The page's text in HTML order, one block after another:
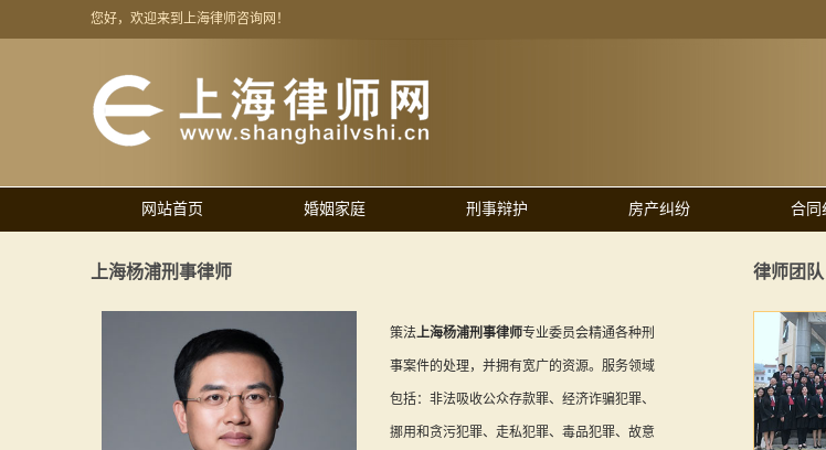
您好，欢迎来到上海律师咨询网！
网站首页 婚姻家庭 刑事辩护 房产纠纷 合同
上海杨浦刑事律师
策法上海杨浦刑事律师专业委员会精通各种刑
事案件的处理，并拥有宽广的资源。服务领域
包括：非法吸收公众存款罪、经济诈骗犯罪、
挪用和贪污犯罪、走私犯罪、毒品犯罪、故意
律师团队